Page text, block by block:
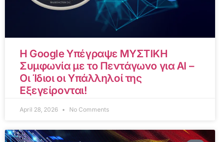
Η Google Υπέγραψε ΜΥΣΤΙΚΗ
Συμφωνία με το Πεντάγωνο για AI –
Οι Ίδιοι οι Υπάλληλοί της
Εξεγείρονται!
April 28, 2026 No Comments